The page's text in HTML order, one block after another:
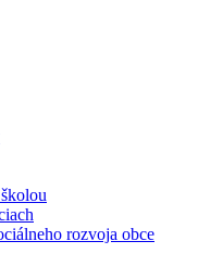
rozvoja obce